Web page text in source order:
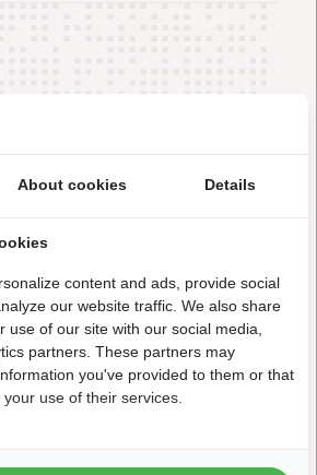
no trabalho. Essa
o treinamento eficaz,
oferece programas de
Instrutores”, consultando a
ao plano de
local, seja em um local
local.
com nosso escritório
para saber as
About cookies Details
content and ads, provide social
our website traffic. We also share
use of our site with our social media,
partners. These partners may
you've provided to them or that
use of their services.